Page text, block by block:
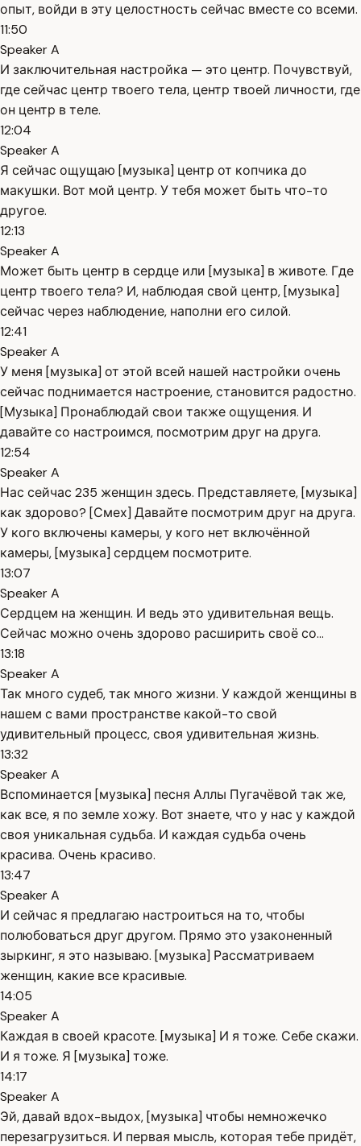
опыт, войди в эту целостность сейчас вместе со всеми.
11:50
Speaker A
И заключительная настройка — это центр. Почувствуй,
где сейчас центр твоего тела, центр твоей личности, где
он центр в теле.
12:04
Speaker A
Я сейчас ощущаю [музыка] центр от копчика до
макушки. Вот мой центр. У тебя может быть что-то
другое.
12:13
Speaker A
Может быть центр в сердце или [музыка] в животе. Где
центр твоего тела? И, наблюдая свой центр, [музыка]
сейчас через наблюдение, наполни его силой.
12:41
Speaker A
У меня [музыка] от этой всей нашей настройки очень
сейчас поднимается настроение, становится радостно.
[Музыка] Пронаблюдай свои также ощущения. И
давайте со настроимся, посмотрим друг на друга.
12:54
Speaker A
Нас сейчас 235 женщин здесь. Представляете, [музыка]
как здорово? [Смех] Давайте посмотрим друг на друга.
У кого включены камеры, у кого нет включённой
камеры, [музыка] сердцем посмотрите.
13:07
Speaker A
Сердцем на женщин. И ведь это удивительная вещь.
Сейчас можно очень здорово расширить своё со...
13:18
Speaker A
Так много судеб, так много жизни. У каждой женщины в
нашем с вами пространстве какой-то свой
удивительный процесс, своя удивительная жизнь.
13:32
Speaker A
Вспоминается [музыка] песня Аллы Пугачёвой так же,
как все, я по земле хожу. Вот знаете, что у нас у каждой
своя уникальная судьба. И каждая судьба очень
красива. Очень красиво.
13:47
Speaker A
И сейчас я предлагаю настроиться на то, чтобы
полюбоваться друг другом. Прямо это узаконенный
зыркинг, я это называю. [музыка] Рассматриваем
женщин, какие все красивые.
14:05
Speaker A
Каждая в своей красоте. [музыка] И я тоже. Себе скажи.
И я тоже. Я [музыка] тоже.
14:17
Speaker A
Эй, давай вдох-выдох, [музыка] чтобы немножечко
перезагрузиться. И первая мысль, которая тебе придёт,